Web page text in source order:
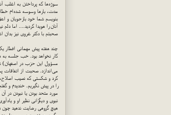
سوژه‌ها که پرداختن به اغلب
مدت، بارها وسوسه شده‌ام
بنویسم شما خود بازجویان و
آنان را هویدا کردید.... اما
صحبتم با دکتر غروی نیز بدان
چند هفته پیش مهمانی افطار
کار نخواهد بود. خب جلسه به
مسؤول این حزب در اصفهان)
کرد و شکستی که نصیب
را در پیش نگیریم. خندیدم و
مورد متحد بودن یا نبودن در
نبوی و دیگرانی نظیر او و
هیچ گروهی رضایت ندهید چون